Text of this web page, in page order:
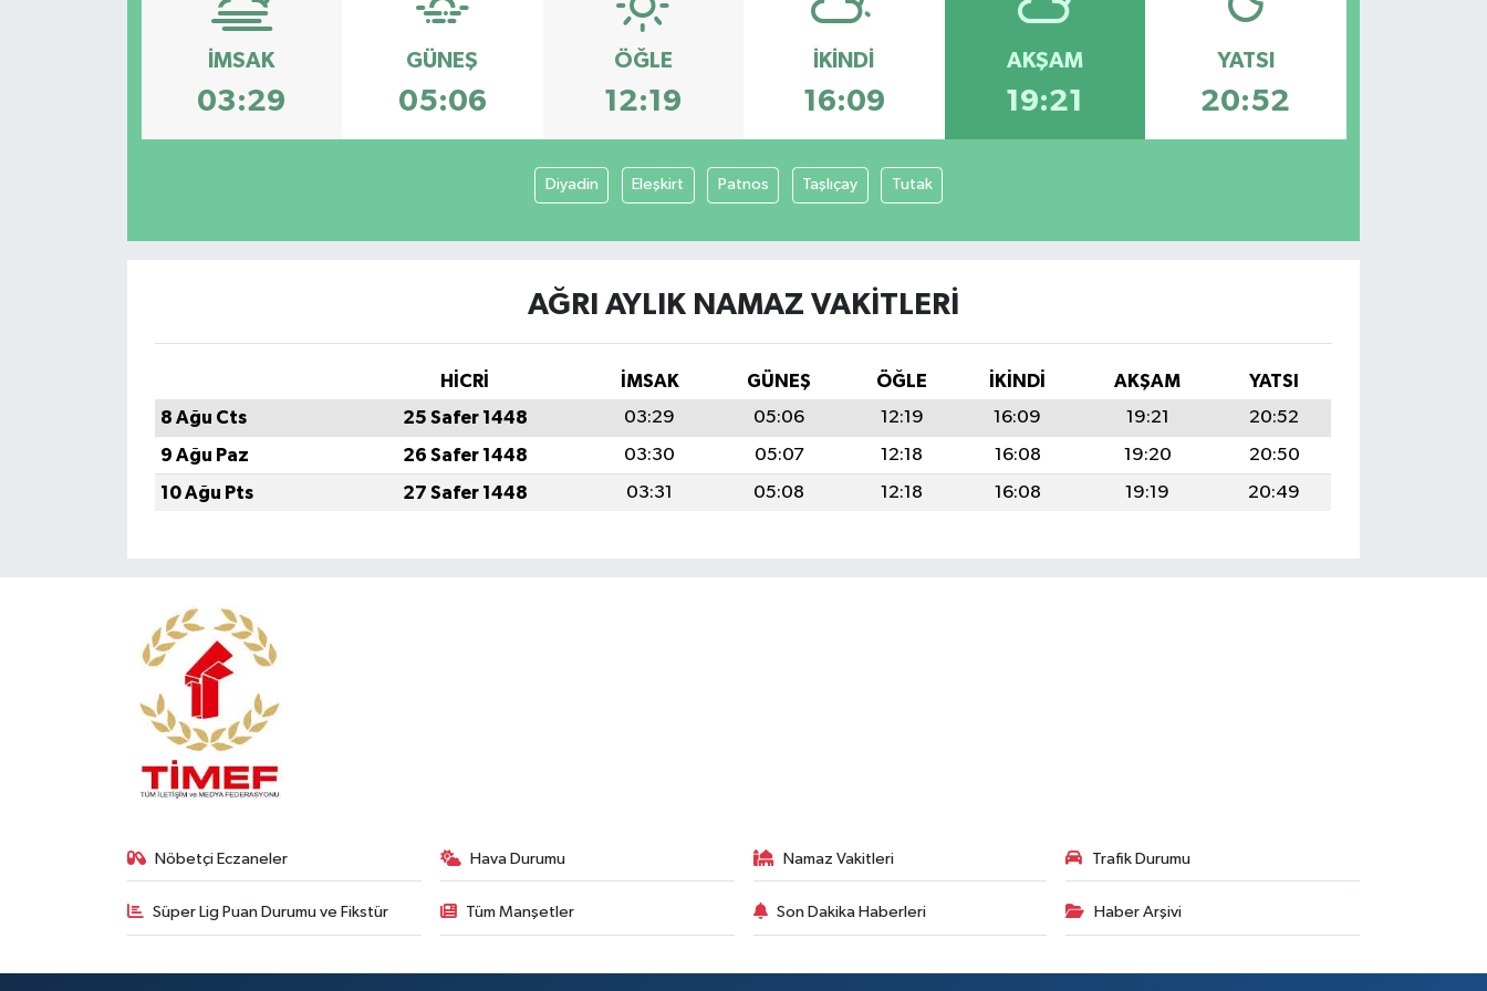
İMSAK
03:29
GÜNEŞ
05:06
ÖĞLE
12:19
İKINDI
16:09
AKŞAM
19:21
YATSI
20:52
Diyadin Eleşkirt Patnos Taşlıçay Tutak
AĞRI AYLIK NAMAZ VAKITLERI
HİCRİ İMSAK GÜNEŞ ÖĞLE İKINDI AKŞAM
YATSI
8 Ağu Cts
25 Safer 1448 03:29 05:06 12:19 16:09 19:21
20:52
9 Ağu Paz
26 Safer 1448 03:30 05:07 12:18 16:08 19:20
20:50
10 Ağu Pts
27 Safer 1448 03:31 05:08 12:18 16:08 19:19 20:49
Nöbetçi Eczaneler Hava Durumu Namaz Vakitleri Trafik Durumu
Süper Lig Puan Durumu ve Fikstür Tüm Manşetler Son Dakika Haberleri Haber Arşivi